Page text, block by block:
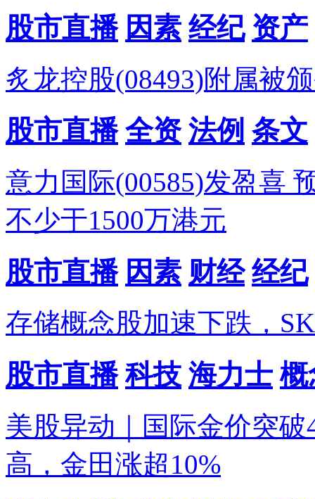
股市直播 因素 经纪 资产
炙龙控股(08493)附属被
股市直播 全资 法例 条文
意力国际(00585)发盈喜
不少于1500万港元
股市直播 因素 财经 经纪
存储概念股加速下跌，
股市直播 科技 海力士 概
美股异动｜国际金价突
高，金田涨超10%